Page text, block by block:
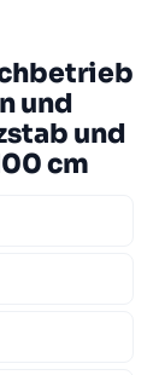
und
und
cm